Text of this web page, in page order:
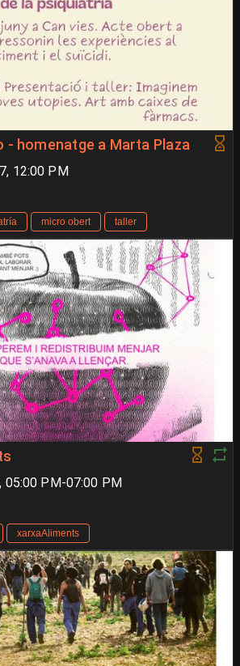
- homenatge a Marta Plaza
12:00 PM
micro obert taller
05:00 PM-07:00 PM
xarxaAliments